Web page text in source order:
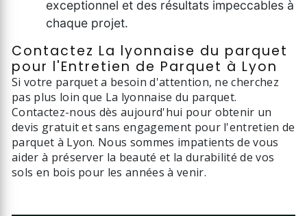
exceptionnel et des résultats impeccables à
chaque projet.
Contactez La lyonnaise du parquet
pour l'Entretien de Parquet à Lyon
Si votre parquet a besoin d'attention, ne cherchez
pas plus loin que La lyonnaise du parquet.
Contactez-nous dès aujourd'hui pour obtenir un
devis gratuit et sans engagement pour l'entretien de
parquet à Lyon. Nous sommes impatients de vous
aider à préserver la beauté et la durabilité de vos
sols en bois pour les années à venir.